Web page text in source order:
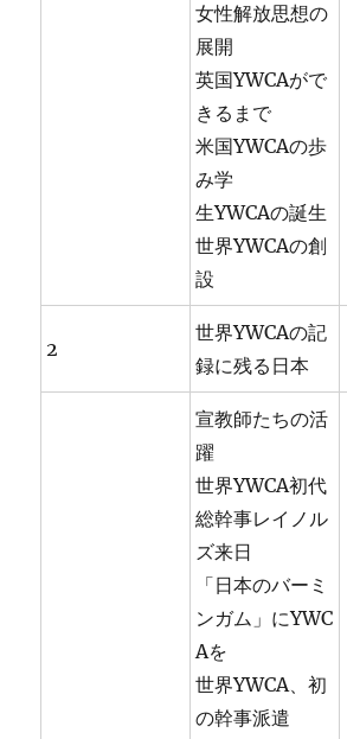
女性解放思想の
展開
英国YWCAがで
きるまで
米国YWCAの歩
み学
生YWCAの誕生
世界YWCAの創
設
2
世界YWCAの記
録に残る日本
宣教師たちの活
躍
世界YWCA初代
総幹事レイノル
ズ来日
「日本のバーミ
ンガム」にYWC
Aを
世界YWCA、初
の幹事派遣